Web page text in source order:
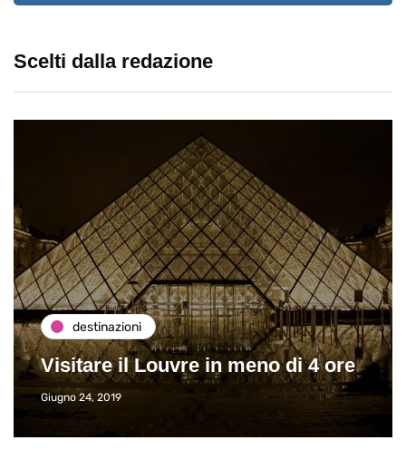
Scelti dalla redazione
destinazioni
Visitare il Louvre in meno di 4 ore
Giugno 24, 2019